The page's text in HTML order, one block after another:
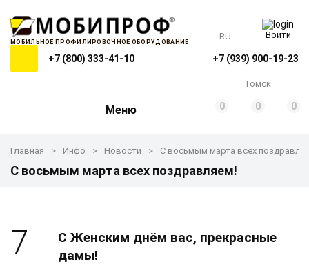
МОБИЛЬНОЕ ПРОФИЛИРОВОЧНОЕ ОБОРУДОВАНИЕ
+7 (800) 333-41-10 +7 (939) 900-19-23
RU Войти
Томск
Меню 0 0 0
Главная Инфо Новости С восьмым марта всех
С восьмым марта всех поздравляем!
7
С Женским днём вас, прекрасные
дамы!